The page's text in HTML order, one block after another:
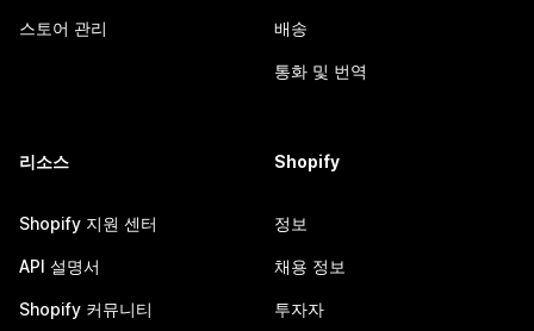
스토어 관리 배송
통화 및 번역
리소스
Shopify 지원 센터
API 설명서
Shopify 커뮤니티
Shopify
정보
채용 정보
투자자